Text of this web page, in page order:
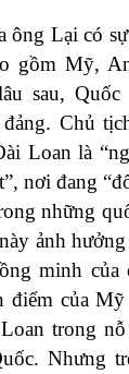
ông Lại có
gồm Mỹ,
sau,
Chủ
Loan là
nơi đang
những
ảnh
minh của
điểm của
trong
Nhưng